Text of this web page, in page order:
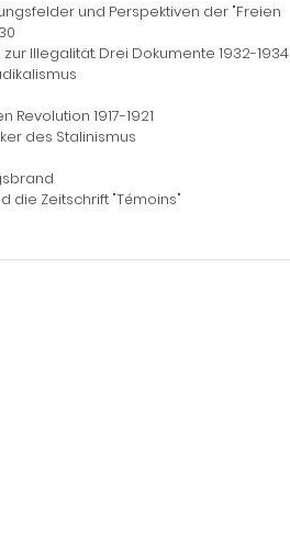
und Perspektiven der "Freien
Illegalität. Drei Dokumente 1932-1934
1917-1921
des Stalinismus
die Zeitschrift "Témoins"